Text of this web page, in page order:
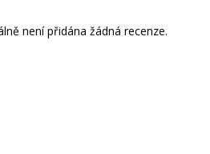
není přidána žádná recenze.